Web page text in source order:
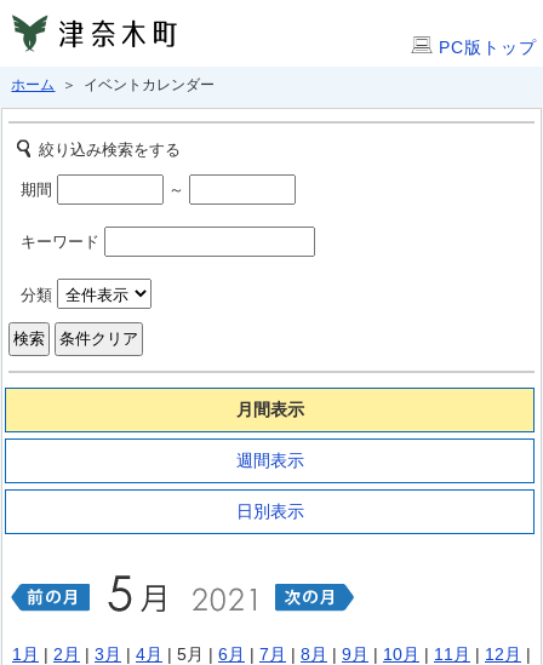
PC版トップ
ホーム ＞ イベントカレンダー
絞り込み検索をする
期間 ～
キーワード
分類
月間表示
週間表示
日別表示
1月 | 2月 | 3月 | 4月 | 5月 | 6月 | 7月 | 8月 | 9月 | 10月 | 11月 | 12月 |